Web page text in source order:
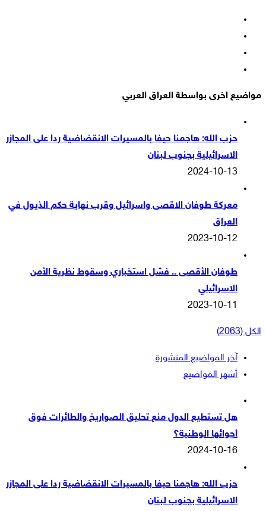
مواضيع اخرى بواسطة العراق العربي
حزب الله: هاجمنا حيفا بالمسيرات الانقضاضية ردا على المجازر
الاسرائيلية بجنوب لبنان
2024-10-13
معركة طوفان الاقصى واسرائيل وقرب نهاية حكم الذيول في
العراق
2023-10-12
طوفان الأقصى .. فشل استخباري وسقوط نظرية الأمن
الاسرائيلي
2023-10-11
الكل (2063)
آخر المواضيع المنشورة
أشهر المواضيع
هل تستطيع الدول منع تحليق الصواريخ والطائرات فوق
أجوائها الوطنية؟
2024-10-16
حزب الله: هاجمنا حيفا بالمسيرات الانقضاضية ردا على المجازر
الاسرائيلية بجنوب لبنان